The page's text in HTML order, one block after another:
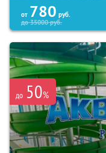
от 780 руб.
до35000руб.
до 50%